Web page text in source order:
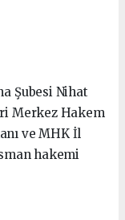
Şubesi Nihat
Merkez Hakem
ve MHK İl
hakemi